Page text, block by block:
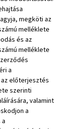
megköti az
melléklete
és az
melléklete
a
előterjesztés
szerinti
valamint
a